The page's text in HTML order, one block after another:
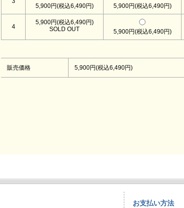
5,900円(税込6,490円) 5,900円(税込6,490円)
4
5,900円(税込6,490円)
SOLD OUT
5,900円(税込6,490円)
販売価格 5,900円(税込6,490円)
お支払い方法